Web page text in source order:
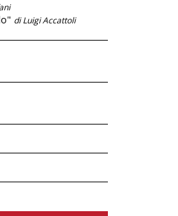
di Luigi Accattoli